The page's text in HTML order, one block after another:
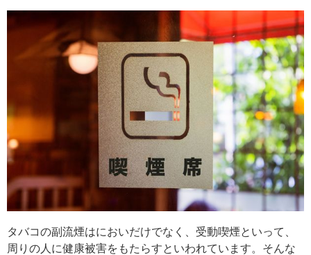
タバコの副流煙はにおいだけでなく、受動喫煙といって、
周りの人に健康被害をもたらすといわれています。そんな